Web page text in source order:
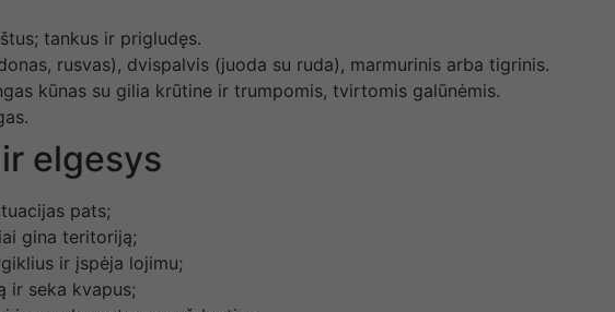
tankus ir prigludęs.
rusvas), dvispalvis (juoda su ruda), marmurinis arba tigrinis.
kūnas su gilia krūtine ir trumpomis, tvirtomis galūnėmis.
elgesys
pats;
gina teritoriją;
ir įspėja lojimu;
ir seka kvapus;